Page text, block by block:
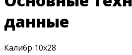
данные
Калибр 10х28